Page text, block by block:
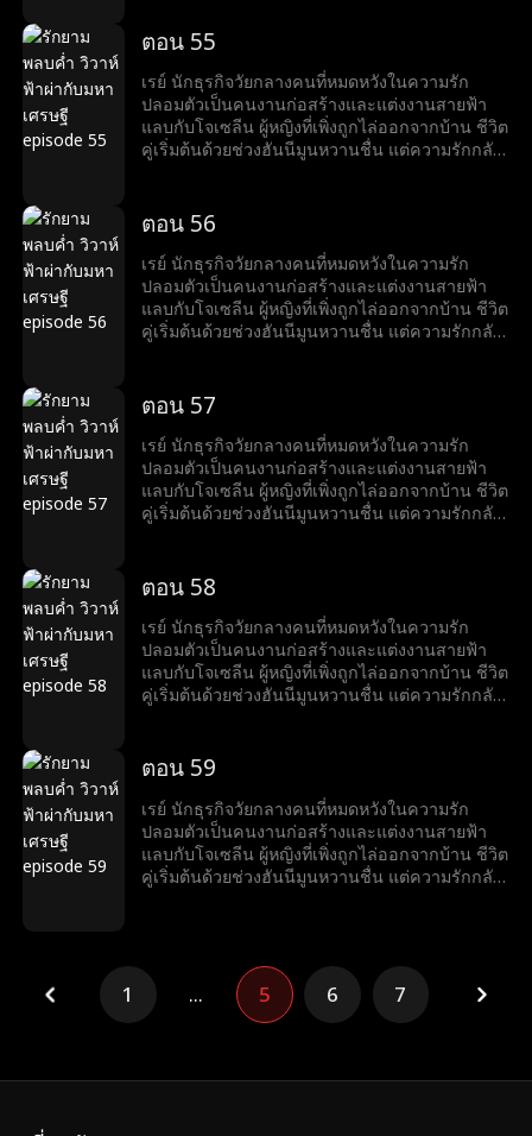
หลายครั้ง เรย์เผยตัวตนมหาเศรษฐีให้เธอรู้ ทั้งคู่จึง
เพื่อสร้างความร้าวฉานระหว่างเรย์และโจเซลีน
ขณะที่โจเซลีนเตรียมเสียสละตัวเองเพื่ออาชีพของ
สามี เรย์ก็ทำให้เธอประหลาดใจด้วยความโรแมน
ติกที่สุด...
ตอน 55
เรย์ นักธุรกิจวัยกลางคนที่หมดหวังในความรัก
ปลอมตัวเป็นคนงานก่อสร้างและแต่งงานสายฟ้า
แลบกับโจเซลีน ผู้หญิงที่เพิ่งถูกไล่ออกจากบ้าน ชีวิต
คู่เริ่มต้นด้วยช่วงฮันนีมูนหวานชื่น แต่ความรักกลับ
หลายครั้ง เรย์เผยตัวตนมหาเศรษฐีให้เธอรู้ ทั้งคู่จึง
เพื่อสร้างความร้าวฉานระหว่างเรย์และโจเซลีน
ขณะที่โจเซลีนเตรียมเสียสละตัวเองเพื่ออาชีพของ
สามี เรย์ก็ทำให้เธอประหลาดใจด้วยความโรแมน
ติกที่สุด...
ตอน 56
เรย์ นักธุรกิจวัยกลางคนที่หมดหวังในความรัก
ปลอมตัวเป็นคนงานก่อสร้างและแต่งงานสายฟ้า
แลบกับโจเซลีน ผู้หญิงที่เพิ่งถูกไล่ออกจากบ้าน ชีวิต
คู่เริ่มต้นด้วยช่วงฮันนีมูนหวานชื่น แต่ความรักกลับ
หลายครั้ง เรย์เผยตัวตนมหาเศรษฐีให้เธอรู้ ทั้งคู่จึง
เพื่อสร้างความร้าวฉานระหว่างเรย์และโจเซลีน
ขณะที่โจเซลีนเตรียมเสียสละตัวเองเพื่ออาชีพของ
สามี เรย์ก็ทำให้เธอประหลาดใจด้วยความโรแมน
ติกที่สุด...
ตอน 57
เรย์ นักธุรกิจวัยกลางคนที่หมดหวังในความรัก
ปลอมตัวเป็นคนงานก่อสร้างและแต่งงานสายฟ้า
แลบกับโจเซลีน ผู้หญิงที่เพิ่งถูกไล่ออกจากบ้าน ชีวิต
คู่เริ่มต้นด้วยช่วงฮันนีมูนหวานชื่น แต่ความรักกลับ
หลายครั้ง เรย์เผยตัวตนมหาเศรษฐีให้เธอรู้ ทั้งคู่จึง
เพื่อสร้างความร้าวฉานระหว่างเรย์และโจเซลีน
ขณะที่โจเซลีนเตรียมเสียสละตัวเองเพื่ออาชีพของ
สามี เรย์ก็ทำให้เธอประหลาดใจด้วยความโรแมน
ติกที่สุด...
ตอน 58
เรย์ นักธุรกิจวัยกลางคนที่หมดหวังในความรัก
ปลอมตัวเป็นคนงานก่อสร้างและแต่งงานสายฟ้า
แลบกับโจเซลีน ผู้หญิงที่เพิ่งถูกไล่ออกจากบ้าน ชีวิต
คู่เริ่มต้นด้วยช่วงฮันนีมูนหวานชื่น แต่ความรักกลับ
หลายครั้ง เรย์เผยตัวตนมหาเศรษฐีให้เธอรู้ ทั้งคู่จึง
เพื่อสร้างความร้าวฉานระหว่างเรย์และโจเซลีน
ขณะที่โจเซลีนเตรียมเสียสละตัวเองเพื่ออาชีพของ
สามี เรย์ก็ทำให้เธอประหลาดใจด้วยความโรแมน
ติกที่สุด...
ตอน 59
เรย์ นักธุรกิจวัยกลางคนที่หมดหวังในความรัก
ปลอมตัวเป็นคนงานก่อสร้างและแต่งงานสายฟ้า
แลบกับโจเซลีน ผู้หญิงที่เพิ่งถูกไล่ออกจากบ้าน ชีวิต
คู่เริ่มต้นด้วยช่วงฮันนีมูนหวานชื่น แต่ความรักกลับ
เริ่มชีวิตหรูหรา แต่แล้วอดีตภรรยาของเรย์กลับมา
เพื่อสร้างความร้าวฉานระหว่างเรย์และโจเซลีน
ขณะที่โจเซลีนเตรียมเสียสละตัวเองเพื่ออาชีพของ
1 ... 5 6 7